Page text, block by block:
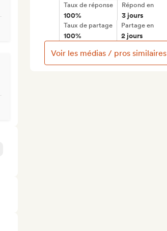
Taux de réponse
100%
Répond en
3 jours
Taux de partage
100%
Partage en
2 jours
Voir les médias / pros similaires